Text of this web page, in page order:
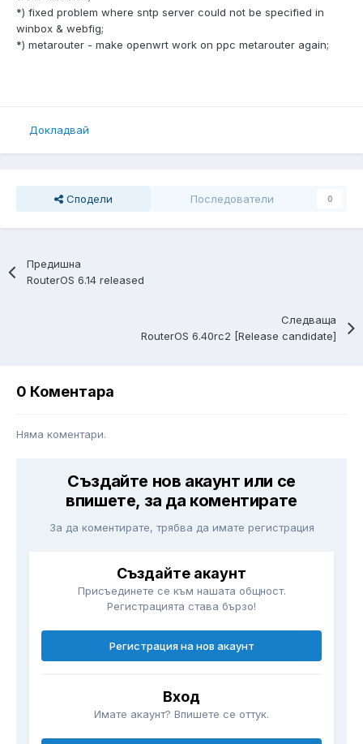
*) fixed problem where sntp server could not be specified in
winbox & webfig;
*) metarouter - make openwrt work on ppc metarouter again;
Докладвай
Сподели Последователи 0
Предишна
RouterOS 6.14 released
Следваща
RouterOS 6.40rc2 [Release candidate]
0 Коментара
Няма коментари.
Създайте нов акаунт или се
впишете, за да коментирате
За да коментирате, трябва да имате регистрация
Създайте акаунт
Присъединете се към нашата общност.
Регистрацията става бързо!
Регистрация на нов акаунт
Вход
Имате акаунт? Впишете се оттук.